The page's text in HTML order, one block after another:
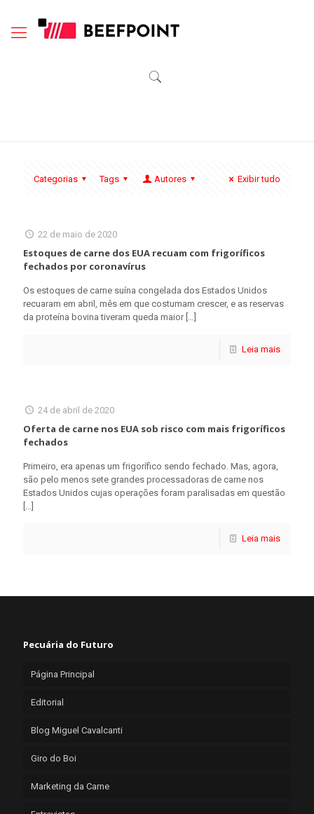
Categorias Tags Autores Exibir tudo
22 de maio de 2020
Estoques de carne dos EUA recuam com frigoríficos
fechados por coronavírus
Os estoques de carne suína congelada dos Estados Unidos
recuaram em abril, mês em que costumam crescer, e as reservas
da proteína bovina tiveram queda maior[…]
Leia mais
24 de abril de 2020
Oferta de carne nos EUA sob risco com mais frigoríficos
fechados
Primeiro, era apenas um frigorífico sendo fechado. Mas, agora,
são pelo menos sete grandes processadoras de carne nos
Estados Unidos cujas operações foram paralisadas em questão
[…]
Leia mais
Pecuária do Futuro
Página Principal
Editorial
Blog Miguel Cavalcanti
Giro do Boi
Marketing da Carne